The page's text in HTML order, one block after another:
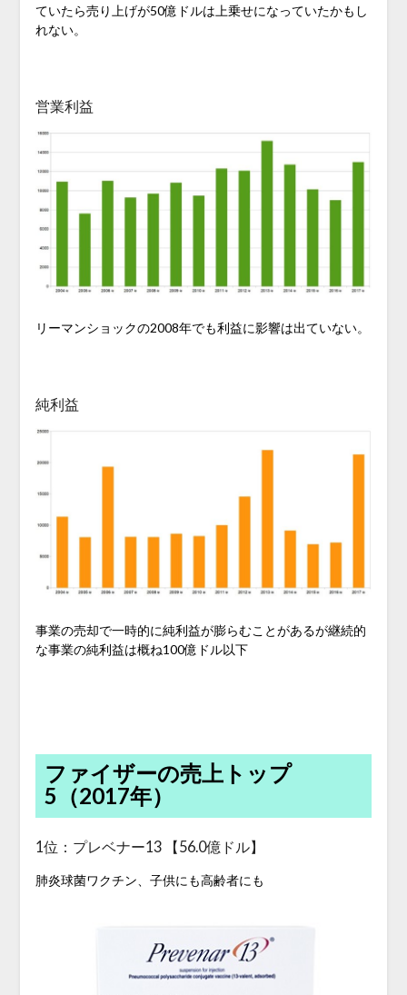
ていたら売り上げが50億ドルは上乗せになっていたかもし
れない。
営業利益
リーマンショックの2008年でも利益に影響は出ていない。
純利益
事業の売却で一時的に純利益が膨らむことがあるが継続的
な事業の純利益は概ね100億ドル以下
ファイザーの売上トップ
5（2017年）
1位：プレベナー13 【56.0億ドル】
肺炎球菌ワクチン、子供にも高齢者にも